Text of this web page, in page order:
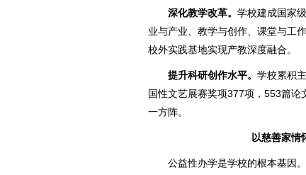
深化教学改革。 学校建成国家
业与产业、教学与创作、课堂与工
校外实践基地实现产教深度融合。
提升科研创作水平。 学校累积
国性文艺展赛奖项377项，553篇
一方阵。
以慈善家情
公益性办学是学校的根本基因